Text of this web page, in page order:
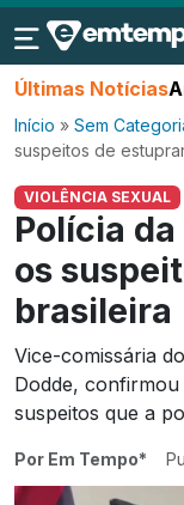
Últimas Notícias
Início » Sem
suspeitos de
VIOLÊNCIA SEXUAL
Polícia
os
brasileira
Vice-comissária
Dodde,
suspeitos que a
Por Em Tempo*